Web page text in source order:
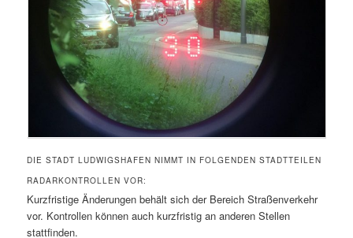
DIE STADT LUDWIGSHAFEN NIMMT IN FOLGENDEN STADTTEILEN
RADARKONTROLLEN VOR:
Kurzfristige Änderungen behält sich der Bereich Straßenverkehr
vor. Kontrollen können auch kurzfristig an anderen Stellen
stattfinden.